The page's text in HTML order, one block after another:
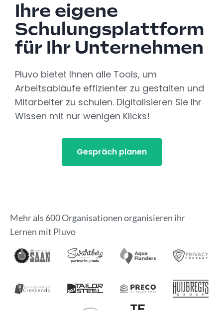
Ihre eigene
Schulungsplattform
für Ihr Unternehmen
Pluvo bietet Ihnen alle Tools, um
Arbeitsabläufe effizienter zu gestalten und
Mitarbeiter zu schulen. Digitalisieren Sie Ihr
Wissen mit nur wenigen Klicks!
Gespräch planen
Mehr als 600 Organisationen organisieren ihr
Lernen mit Pluvo